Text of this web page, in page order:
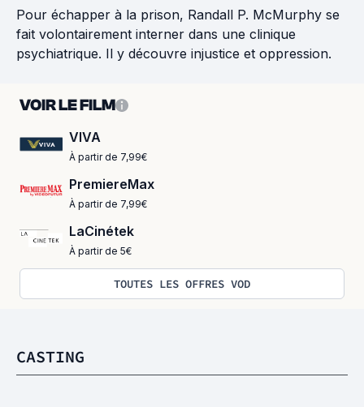
Pour échapper à la prison, Randall P. McMurphy se
fait volontairement interner dans une clinique
psychiatrique. Il y découvre injustice et oppression.
VOIR LE FILM
VIVA
À partir de 7,99€
PremiereMax
À partir de 7,99€
LaCinétek
À partir de 5€
TOUTES LES OFFRES VOD
CASTING